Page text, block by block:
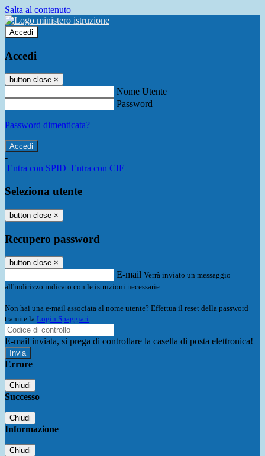
Salta al contenuto
Accedi
Accedi
button close ×
Nome Utente
Password
Password dimenticata?
-
Entra con SPID Entra con CIE
Seleziona utente
button close ×
Recupero password
button close ×
E-mail Verrà inviato un messaggio
all'indirizzo indicato con le istruzioni necessarie.
Non hai una e-mail associata al nome utente? Effettua il reset della password
tramite la Login Spaggiari
E-mail inviata, si prega di controllare la casella di posta elettronica!
Errore
Chiudi
Successo
Chiudi
Informazione
Chiudi